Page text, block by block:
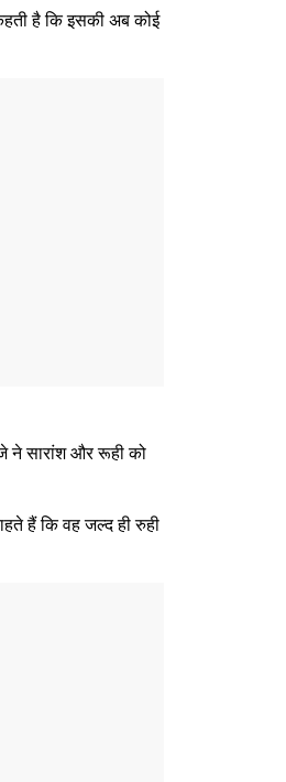
है कि इसकी अब कोई
ने सारांश और रूही को
हैं कि वह जल्द ही रुही